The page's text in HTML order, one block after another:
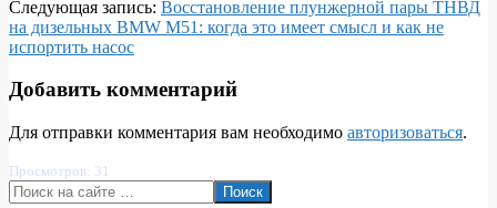
Следующая запись: Восстановление плунжерной пары ТНВД
на дизельных BMW M51: когда это имеет смысл и как не
испортить насос
Добавить комментарий
Для отправки комментария вам необходимо авторизоваться.
Просмотров: 31
Поиск